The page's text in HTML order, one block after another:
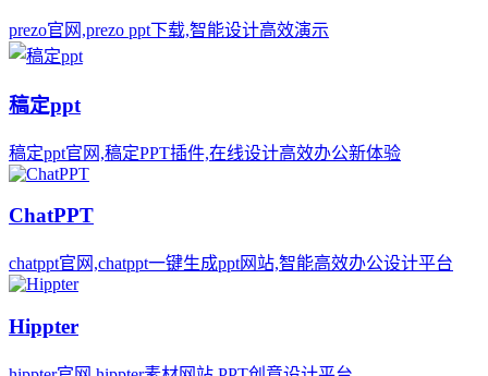
prezo官网,prezo ppt下载,智能设计高效演示
稿定ppt
稿定ppt官网,稿定PPT插件,在线设计高效办公新体验
ChatPPT
chatppt官网,chatppt一键生成ppt网站,智能高效办公设计平台
Hippter